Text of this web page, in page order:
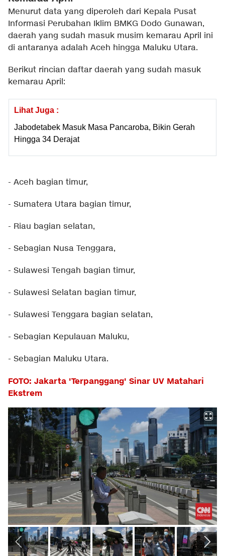
Menurut data yang diperoleh dari Kepala Pusat
Informasi Perubahan Iklim BMKG Dodo Gunawan,
daerah yang sudah masuk musim kemarau April ini
di antaranya adalah Aceh hingga Maluku Utara.
Berikut rincian daftar daerah yang sudah masuk
kemarau April:
Lihat Juga :
Jabodetabek Masuk Masa Pancaroba, Bikin Gerah
Hingga 34 Derajat
- Aceh bagian timur,
- Sumatera Utara bagian timur,
- Riau bagian selatan,
- Sebagian Nusa Tenggara,
- Sulawesi Tengah bagian timur,
- Sulawesi Selatan bagian timur,
- Sulawesi Tenggara bagian selatan,
- Sebagian Kepulauan Maluku,
- Sebagian Maluku Utara.
FOTO: Jakarta 'Terpanggang' Sinar UV Matahari
Ekstrem